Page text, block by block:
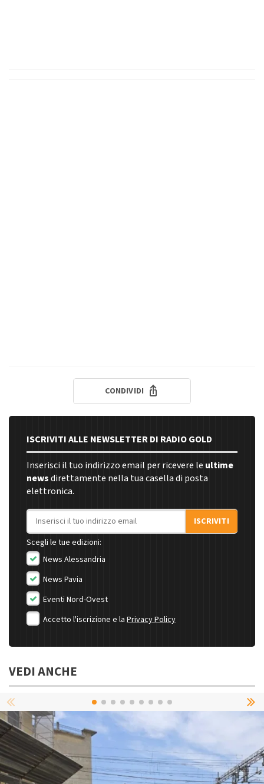
CONDIVIDI
ISCRIVITI ALLE NEWSLETTER DI RADIO GOLD
Inserisci il tuo indirizzo email per ricevere le ultime
newsdirettamente nella tua casella di posta
elettronica.
Indirizzo email
ISCRIVITI
Scegli le tue edizioni:
News Alessandria
News Pavia
Eventi Nord-Ovest
Accetto l'iscrizione e la Privacy Policy
VEDI ANCHE